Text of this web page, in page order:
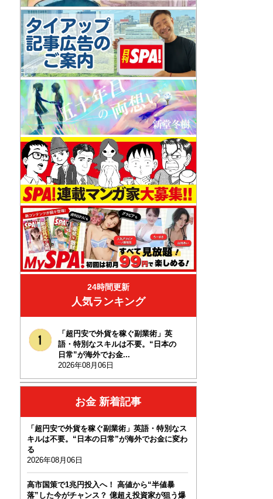
24時間更新
人気ランキング
「超円安で外貨を稼ぐ副業術」英
語・特別なスキルは不要。“日本の
日常”が海外でお金...
2026年08月06日
お金 新着記事
「超円安で外貨を稼ぐ副業術」英語・特別なス
キルは不要。“日本の日常”が海外でお金に変わ
る
2026年08月06日
高市国策で1兆円投入へ！ 高値から“半値暴
落”した今がチャンス？ 億超え投資家が狙う爆